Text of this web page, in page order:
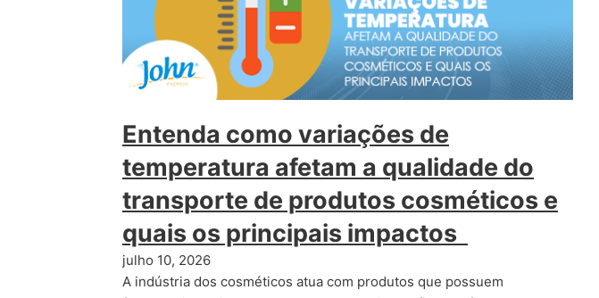
Entenda como variações de
temperatura afetam a qualidade do
transporte de produtos cosméticos e
quais os principais impactos
julho 10, 2026
A indústria dos cosméticos atua com produtos que possuem